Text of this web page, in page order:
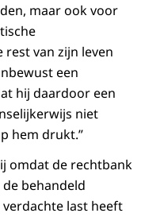
maar ook voor
van zijn leven
een
hij daardoor een
niet
hem drukt.”
omdat de rechtbank
behandeld
last heeft